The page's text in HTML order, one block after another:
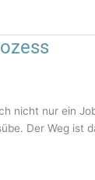
nicht nur ein
Der Weg ist